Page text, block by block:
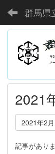
群馬県
2021
2021年2月
記事がありま